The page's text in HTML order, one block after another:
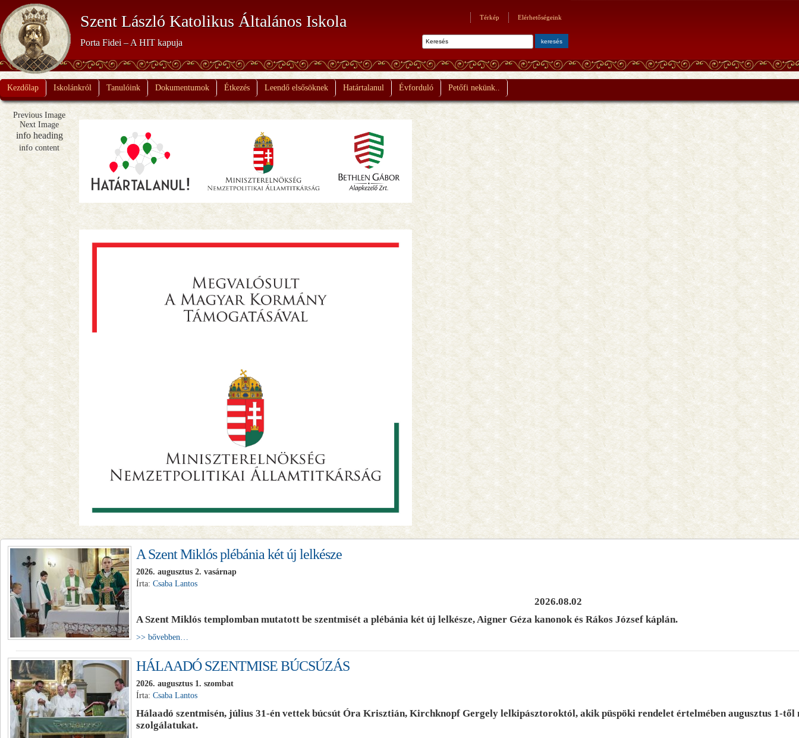
Elérhetőségeink
Térkép
Szent László Katolikus Általános Iskola
Porta Fidei – A HIT kapuja
Kezdőlap Iskolánkról Tanulóink Dokumentumok Étkezés Leendő elsősöknek Határtalanul Évforduló Petőfi nekünk..
Previous Image
Next Image
info heading
info content
A Szent Miklós plébánia két új lelkésze
2026. augusztus 2. vasárnap
Írta: Csaba Lantos
2026.08.02
A Szent Miklós templomban mutatott be szentmisét a plébánia két új lelkésze, Aigner Géza kanonok és Rákos József káplán.
>> bővebben…
HÁLAADÓ SZENTMISE BÚCSÚZÁS
2026. augusztus 1. szombat
Írta: Csaba Lantos
Hálaadó szentmisén, július 31-én vettek búcsút Óra Krisztián, Kirchknopf Gergely lelkipásztoroktól, akik püspöki rendelet értelmében augusztus 1-
szolgálatukat.